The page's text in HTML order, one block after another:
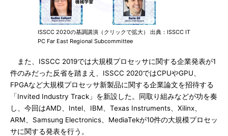
ISSCC 2020の基調講演（クリックで拡大） 出典：ISSCC IT
PC Far East Regional Subcommittee
また、ISSCC 2019では大規模プロセッサに関する企業発表が1
件のみだった反省を踏まえ、ISSCC 2020ではCPUやGPU、
FPGAなど大規模プロセッサ新製品に関する企業論文を招待する
「Invited Industry Track」を新設した。同取り組みなどが功を奏
し、今回はAMD、Intel、IBM、Texas Instruments、Xilinx、
ARM、Samsung Electronics、MediaTekが10件の大規模プロセッ
サに関する発表を行う。